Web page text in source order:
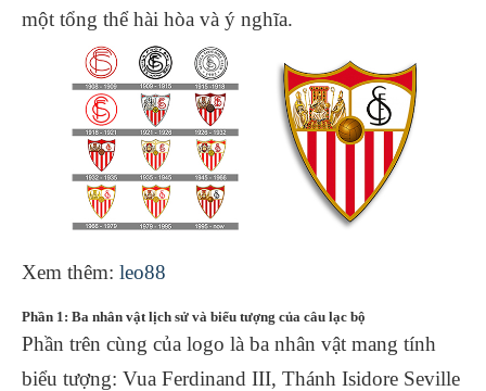
một tổng thể hài hòa và ý nghĩa.
Xem thêm: leo88
Phần 1: Ba nhân vật lịch sử và biểu tượng của câu lạc bộ
Phần trên cùng của logo là ba nhân vật mang tính
biểu tượng: Vua Ferdinand III, Thánh Isidore Seville